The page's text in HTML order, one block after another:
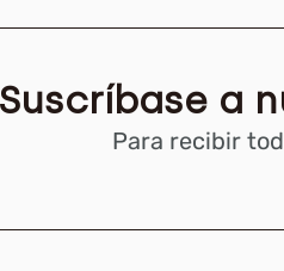
Suscríbase a
Para recibir